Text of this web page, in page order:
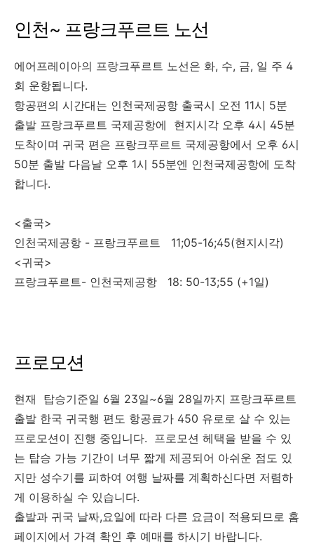
인천~ 프랑크푸르트 노선
에어프레이아의 프랑크푸르트 노선은 화, 수, 금, 일 주 4
회 운항됩니다.
항공편의 시간대는 인천국제공항 출국시 오전 11시 5분
출발 프랑크푸르트 국제공항에 현지시각 오후 4시 45분
도착이며 귀국 편은 프랑크푸르트 국제공항에서 오후 6시
50분 출발 다음날 오후 1시 55분엔 인천국제공항에 도착
합니다.
<출국>
인천국제공항 - 프랑크푸르트 11;05-16;45(현지시각)
<귀국>
프랑크푸르트- 인천국제공항 18: 50-13;55 (+1일)
프로모션
현재 탑승기준일 6월 23일~6월 28일까지 프랑크푸르트
출발 한국 귀국행 편도 항공료가 450 유로로 살 수 있는
프로모션이 진행 중입니다. 프로모션 헤택을 받을 수 있
는 탑승 가능 기간이 너무 짧게 제공되어 아쉬운 점도 있
지만 성수기를 피하여 여행 날짜를 계획하신다면 저렴하
게 이용하실 수 있습니다.
출발과 귀국 날짜,요일에 따라 다른 요금이 적용되므로 홈
페이지에서 가격 확인 후 예매를 하시기 바랍니다.